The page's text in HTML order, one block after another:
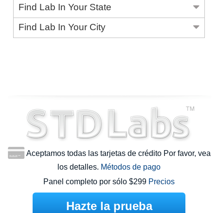
Find Lab In Your State
Find Lab In Your City
Aceptamos todas las tarjetas de crédito Por favor, vea
los detalles. Métodos de pago
Panel completo por sólo $299 Precios
Hazte la prueba